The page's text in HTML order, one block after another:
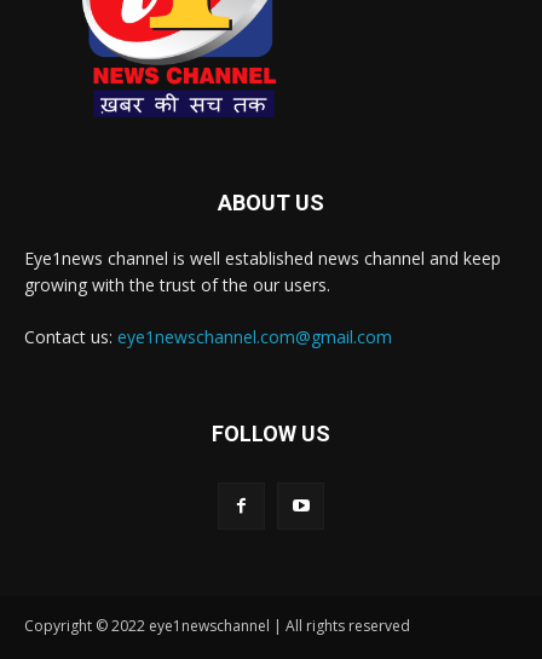
ABOUT US
Eye1news channel is well established news channel and keep
growing with the trust of the our users.
Contact us: eye1newschannel.com@gmail.com
FOLLOW US
Copyright © 2022 eye1newschannel | All rights reserved